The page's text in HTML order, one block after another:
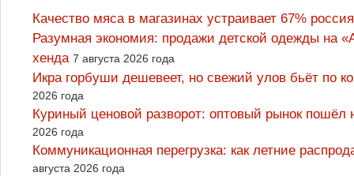
Качество мяса в магазинах устраивает 67%
Разумная экономия: продажи детской одежды на
хенда 7 августа 2026 года
Икра горбуши дешевеет, но свежий улов бьёт по
2026 года
Куриный ценовой разворот: оптовый рынок
2026 года
Коммуникационная перегрузка: как летние
августа 2026 года